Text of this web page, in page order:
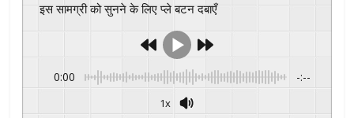
इस सामग्री को सुनने के लिए प्ले बटन दबाएँ
0:00 -:--
1x